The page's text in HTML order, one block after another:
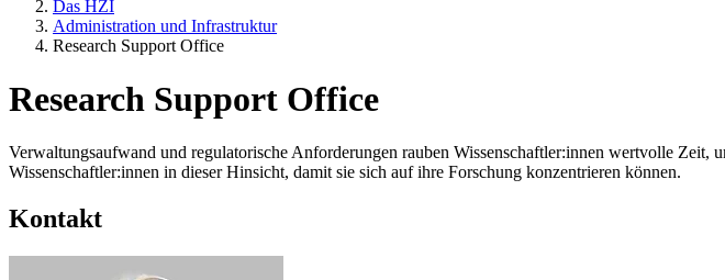
Das HZI
Administration und Infrastruktur
Research Support Office
Research Support Office
Verwaltungsaufwand und regulatorische Anforderungen rauben Wissenschaftler:innen wertvolle Zeit,
Wissenschaftler:innen in dieser Hinsicht, damit sie sich auf ihre Forschung konzentrieren können.
Kontakt